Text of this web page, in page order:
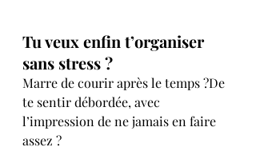
Tu veux enfin t’organiser
sans stress ?
Marre de courir après le temps ?De
te sentir débordée, avec
l’impression de ne jamais en faire
assez ?